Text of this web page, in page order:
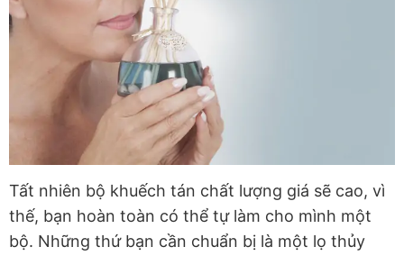
Tất nhiên bộ khuếch tán chất lượng giá sẽ cao, vì
thế, bạn hoàn toàn có thể tự làm cho mình một
bộ. Những thứ bạn cần chuẩn bị là một lọ thủy